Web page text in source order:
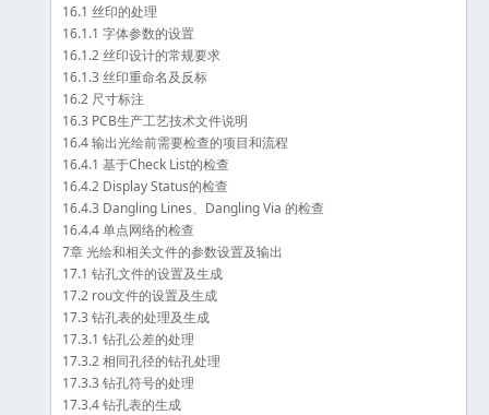
16.1 丝印的处理
16.1.1 字体参数的设置
16.1.2 丝印设计的常规要求
16.1.3 丝印重命名及反标
16.2 尺寸标注
16.3 PCB生产工艺技术文件说明
16.4 输出光绘前需要检查的项目和流程
16.4.1 基于Check List的检查
16.4.2 Display Status的检查
16.4.3 Dangling Lines、Dangling Via 的检查
16.4.4 单点网络的检查
7章 光绘和相关文件的参数设置及输出
17.1 钻孔文件的设置及生成
17.2 rou文件的设置及生成
17.3 钻孔表的处理及生成
17.3.1 钻孔公差的处理
17.3.2 相同孔径的钻孔处理
17.3.3 钻孔符号的处理
17.3.4 钻孔表的生成